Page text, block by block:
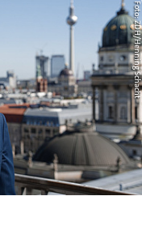
Foto: ZDH/Henning Schacht